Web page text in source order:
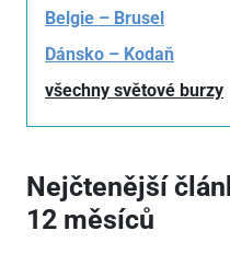
Belgie – Brusel
Dánsko – Kodaň
všechny světové burzy
Nejčtenější
12 měsíců